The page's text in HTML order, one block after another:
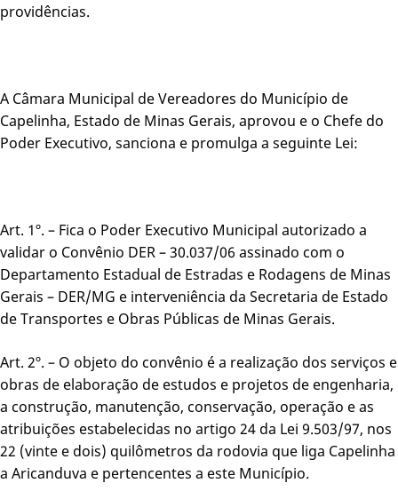
providências.
A Câmara Municipal de Vereadores do Município de
Capelinha, Estado de Minas Gerais, aprovou e o Chefe do
Poder Executivo, sanciona e promulga a seguinte Lei:
Art. 1º. – Fica o Poder Executivo Municipal autorizado a
validar o Convênio DER – 30.037/06 assinado com o
Departamento Estadual de Estradas e Rodagens de Minas
Gerais – DER/MG e interveniência da Secretaria de Estado
de Transportes e Obras Públicas de Minas Gerais.
Art. 2º. – O objeto do convênio é a realização dos serviços e
obras de elaboração de estudos e projetos de engenharia,
a construção, manutenção, conservação, operação e as
atribuições estabelecidas no artigo 24 da Lei 9.503/97, nos
22 (vinte e dois) quilômetros da rodovia que liga Capelinha
a Aricanduva e pertencentes a este Município.